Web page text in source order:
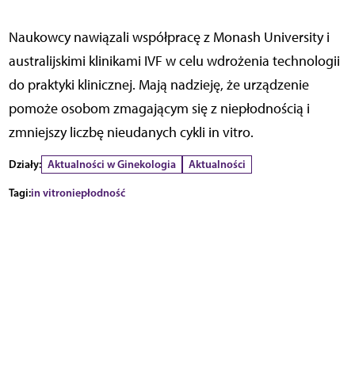
Naukowcy nawiązali współpracę z Monash University i
australijskimi klinikami IVF w celu wdrożenia technologii
do praktyki klinicznej. Mają nadzieję, że urządzenie
pomoże osobom zmagającym się z niepłodnością i
zmniejszy liczbę nieudanych cykli in vitro.
Działy: Aktualności w Ginekologia
Aktualności
Tagi:in vitroniepłodność